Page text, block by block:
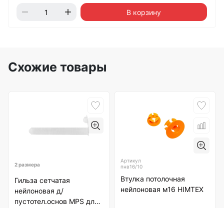
В корзину
Схожие товары
2 размера
Гильза сетчатая
нейлоновая д/
пустотел.основ MPS для
Артикул
пнв16/10
Втулка потолочная
нейлоновая м16 HIMTEХ